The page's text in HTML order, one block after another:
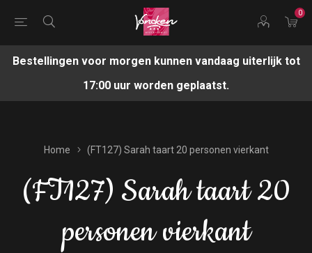
0
Bestellingen voor morgen kunnen vandaag uiterlijk tot
17:00 uur worden geplaatst.
Home (FT127) Sarah taart 20 personen vierkant
(FT127) Sarah taart 20
personen vierkant